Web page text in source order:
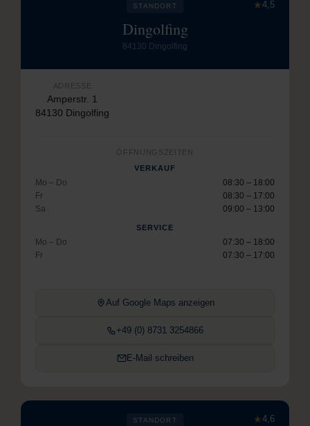
★4,5
STANDORT
Dingolfing
84130 Dingolfing
ADRESSE
Amperstr. 1
84130 Dingolfing
ÖFFNUNGSZEITEN
VERKAUF
Mo – Do
08:30 – 18:00
Fr
08:30 – 17:00
Sa
09:00 – 13:00
SERVICE
Mo – Do
07:30 – 18:00
Fr
07:30 – 17:00
Auf Google Maps anzeigen
+49 (0) 8731 3254866
E-Mail schreiben
★4,6
STANDORT